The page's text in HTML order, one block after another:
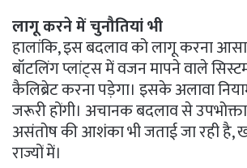
लागू करने में चुनौतियां भी
हालांकि, इस बदलाव को लागू करना
बॉटलिंग प्लांट्स में वजन मापने वाले
कैलिब्रेट करना पड़ेगा। इसके अलावा
जरूरी होंगी। अचानक बदलाव से
असंतोष की आशंका भी जताई जा रही है,
राज्यों में।